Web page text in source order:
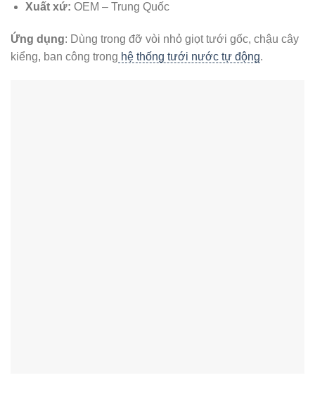
Xuất xứ: OEM – Trung Quốc
Ứng dụng: Dùng trong đỡ vòi nhỏ giọt tưới gốc, chậu cây
kiểng, ban công trong hệ thống tưới nước tự động.